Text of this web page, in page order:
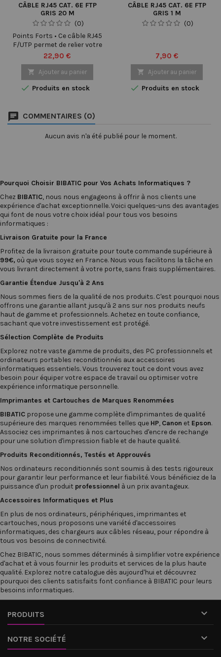
CÂBLE RJ45 CAT. 6E FTP
GRIS 20 M
(0)
Points Forts • Ce câble RJ45
F/UTP permet de relier votre
modem ou votre routeur
ADSL à votre ordinateur ou à
un switch. • Il est
compatible avec la norme
catégorie 6 GIGA ETHERNET
droit et blindé par feuillard
en aluminium avec des
paires torsadées pour
Prix
22,90 €
 Ajouter au panier
 Produits en stock
CÂBLE RJ45 CAT. 6E FTP
GRIS 1 M
(0)
Prix
7,90 €
 Ajouter au panier
 Produits en stock
COMMENTAIRES (0)
Aucun avis n'a été publié pour le moment.
Pourquoi Choisir BIBATIC pour Vos Achats Informatiques ?
Chez BIBATIC, nous nous engageons à offrir à nos clients une
expérience d'achat exceptionnelle. Voici quelques-uns des avantages
qui font de nous votre choix idéal pour tous vos besoins
informatiques :
Livraison Gratuite pour la France
Profitez de la livraison gratuite pour toute commande supérieure à
99€, où que vous soyez en France. Nous vous facilitons la tâche en
vous livrant directement à votre porte, sans frais supplémentaires.
Garantie Étendue Jusqu'à 2 Ans
Nous sommes fiers de la qualité de nos produits. C'est pourquoi nous
offrons une garantie allant jusqu'à 2 ans sur nos produits neufs
haut de gamme et professionnels. Achetez en toute confiance,
sachant que votre investissement est protégé.
Sélection Complète de Produits
Explorez notre vaste gamme de produits, des PC professionnels et
ordinateurs portables reconditionnés aux accessoires
informatiques essentiels. Vous trouverez tout ce dont vous avez
besoin pour équiper votre espace de travail ou optimiser votre
expérience informatique personnelle.
Imprimantes et Cartouches de Marques Renommées
BIBATIC propose une gamme complète d'imprimantes de qualité
supérieure des marques renommées telles que HP, Canon et Epson.
Associez ces imprimantes à nos cartouches d'encre de rechange
pour une solution d'impression fiable et de haute qualité.
Produits Reconditionnés, Testés et Approuvés
Nos ordinateurs reconditionnés sont soumis à des tests rigoureux
pour garantir leur performance et leur fiabilité. Vous bénéficiez de la
puissance d'un produit professionnel à un prix avantageux.
Accessoires Informatiques et Plus
En plus de nos ordinateurs, périphériques, imprimantes et
cartouches, nous proposons une variété d'accessoires
informatiques, des chargeurs aux câbles réseau, pour répondre à
tous vos besoins de connectivité.
Chez BIBATIC, nous sommes déterminés à simplifier votre expérience
d'achat et à vous fournir les produits et services de la plus haute
qualité. Explorez notre catalogue dès aujourd'hui et découvrez
pourquoi des clients satisfaits font confiance à BIBATIC pour leurs
besoins informatiques.
PRODUITS 
NOTRE SOCIÉTÉ 